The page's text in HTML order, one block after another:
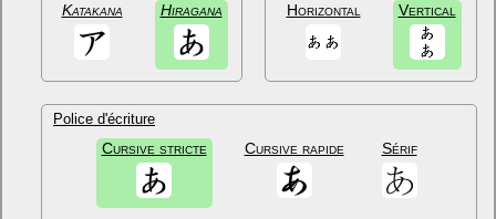
Katakana Hiragana Horizontal Vertical
Police d'écriture
Cursive stricte Cursive rapide Sérif